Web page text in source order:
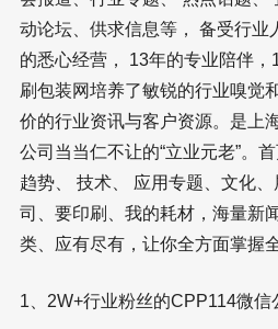
动论坛、供求信息等， 备受行业
的悉心经营， 13年的专业陪伴
刷包装网培养了敏锐的行业嗅觉
价的行业资讯与客户资源。是上
公司当当仁不让的“立业元老”。
趋势、 技术、 应用专题、文化
司、要印刷、我的耗材，海量新
类、应有尽有，让你全方面掌握
1、2W+行业粉丝的CPP114微信